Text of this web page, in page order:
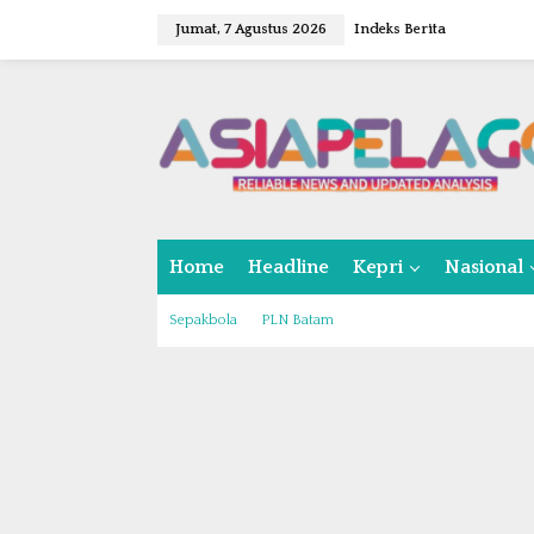
w
Jumat, 7 Agustus 2026 Indeks Berita
Home Headline Kepri Nasional
Sepakbola PLN Batam